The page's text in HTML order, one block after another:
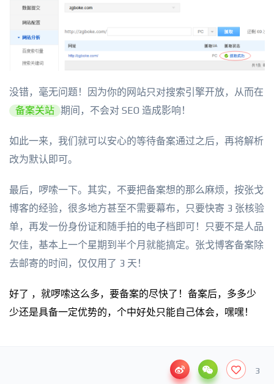
没错，毫无问题！因为你的网站只对搜索引擎开放，从而在
备案关站 期间，不会对 SEO 造成影响！
如此一来，我们就可以安心的等待备案通过之后，再将解析
改为默认即可。
最后，啰嗦一下。其实，不要把备案想的那么麻烦，按张戈
博客的经验，很多地方甚至不需要幕布，只要快寄 3 张核验
单，再发一份身份证和随手拍的电子档即可！只要不是人品
欠佳，基本上一个星期到半个月就能搞定。张戈博客备案除
去邮寄的时间，仅仅用了 3 天！
好了 ，就啰嗦这么多，要备案的尽快了！备案后，多多少
少还是具备一定优势的，个中好处只能自己体会，嘿嘿！
3